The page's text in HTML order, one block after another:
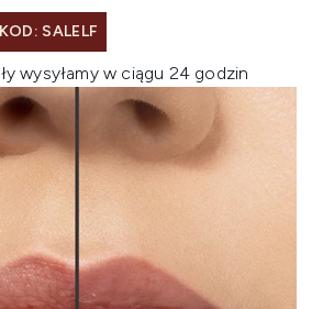
SALELF
wysyłamy w ciągu 24 godzin